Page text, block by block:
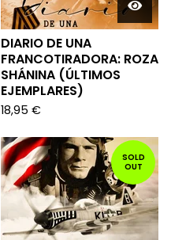
DIARIO DE UNA
FRANCOTIRADORA: ROZA
SHÁNINA (ÚLTIMOS
EJEMPLARES)
18,95 €
SOLD
OUT